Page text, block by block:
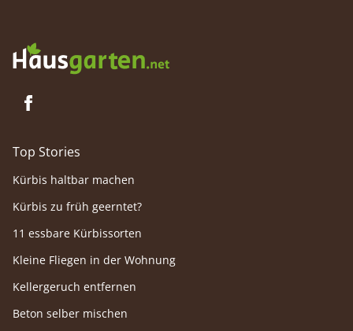
Top Stories
Kürbis haltbar machen
Kürbis zu früh geerntet?
11 essbare Kürbissorten
Kleine Fliegen in der Wohnung
Kellergeruch entfernen
Beton selber mischen